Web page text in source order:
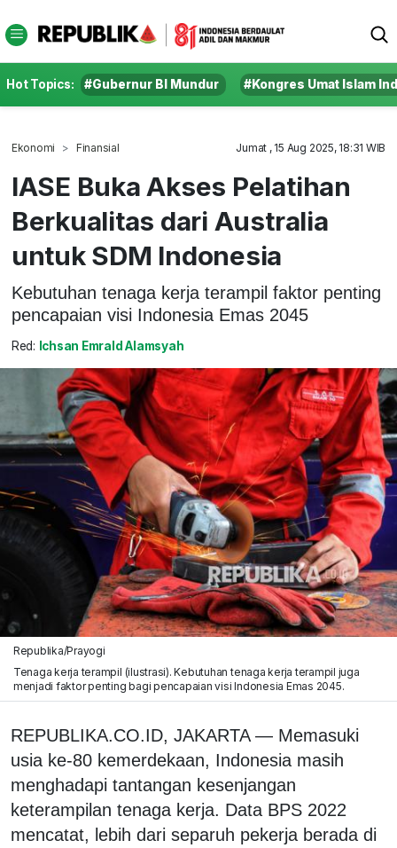
Hot Topics: #Gubernur BI Mundur #Kongres Umat Islam
Ekonomi Finansial Jumat , 15 Aug 2025, 18:31 WIB
IASE Buka Akses Pelatihan
Berkualitas dari Australia
untuk SDM Indonesia
Kebutuhan tenaga kerja terampil faktor penting
pencapaian visi Indonesia Emas 2045
Red: Ichsan Emrald Alamsyah
Republika/Prayogi
Tenaga kerja terampil (ilustrasi). Kebutuhan tenaga kerja terampil juga
menjadi faktor penting bagi pencapaian visi Indonesia Emas 2045.
REPUBLIKA.CO.ID, JAKARTA — Memasuki
usia ke-80 kemerdekaan, Indonesia masih
menghadapi tantangan kesenjangan
keterampilan tenaga kerja. Data BPS 2022
mencatat, lebih dari separuh pekerja berada di